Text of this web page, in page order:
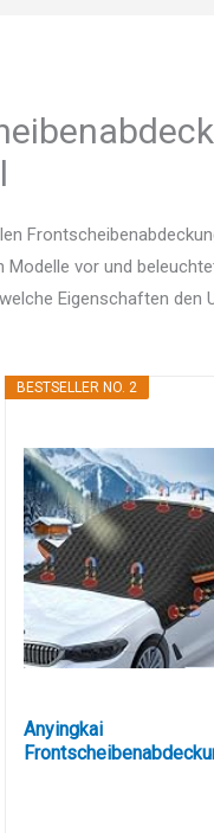
vor und
Eigenschaften
BESTSELLER NO. 2
Anyingkai